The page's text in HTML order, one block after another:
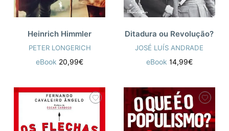
Heinrich Himmler
PETER LONGERICH
eBook 20,99€
Ditadura ou Revolução?
JOSÉ LUÍS ANDRADE
eBook 14,99€